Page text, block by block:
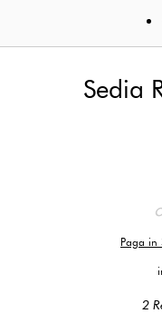
Sedia
Paga in
2